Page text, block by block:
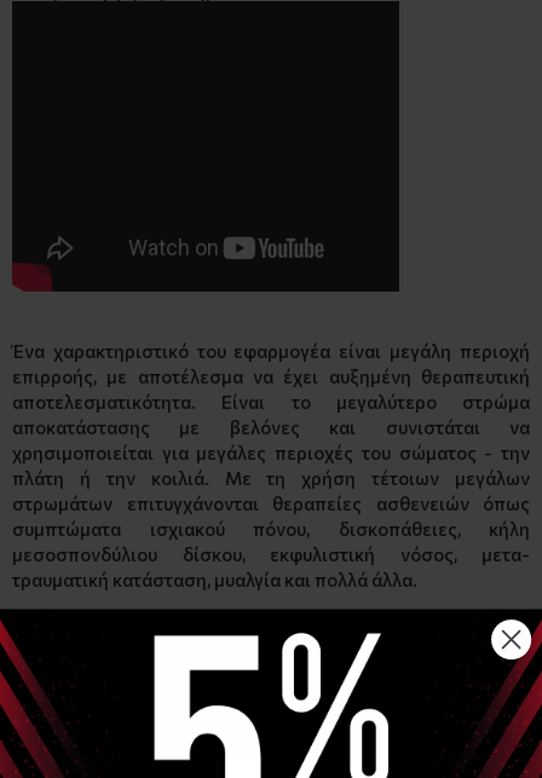
Ένα χαρακτηριστικό του εφαρμογέα είναι μεγάλη περιοχή
επιρροής, με αποτέλεσμα να έχει αυξημένη θεραπευτική
αποτελεσματικότητα. Είναι το μεγαλύτερο στρώμα
αποκατάστασης με βελόνες και συνιστάται να
χρησιμοποιείται για μεγάλες περιοχές του σώματος - την
πλάτη ή την κοιλιά. Με τη χρήση τέτοιων μεγάλων
στρωμάτων επιτυγχάνονται θεραπείες ασθενειών όπως
συμπτώματα ισχιακού πόνου, δισκοπάθειες, κήλη
μεσοσπονδύλιου δίσκου, εκφυλιστική νόσος, μετα-
τραυματική κατάσταση, μυαλγία και πολλά άλλα.
Ένα τέτοιο στρώμα μπορεί επίσης να χρησιμοποιηθεί ως ένα
χαλί κάτω από τα πόδια (κατά προτίμηση σε καθιστή θέση),
προκειμένου να εκτελέσει ρεφλεξολογία ποδιών με στόχο τη
βελτίωση της λειτουργίας των εσωτερικών οργάνων και
συστημάτων, καθώς και για την τόνωση της κυκλοφορίας του
αίματος.